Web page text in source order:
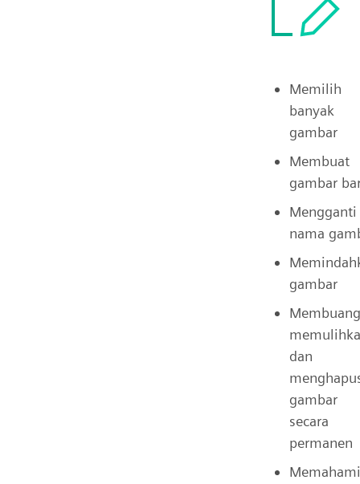
Memilih
banyak
gambar
Membuat
gambar
Mengganti
nama
gambar
dan
gambar
secara
permanen
Memahami